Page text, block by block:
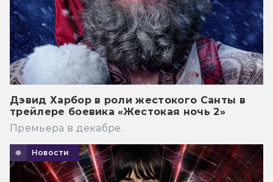
Дэвид Харбор в роли жестокого Санты в
трейлере боевика «Жестокая ночь 2»
Премьера в декабре.
Новости